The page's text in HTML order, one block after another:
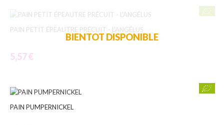
PAIN PETIT ÉPEAUTRE PRÉCUIT - L'ANGÉLUS
5,57 €
BIENTOT DISPONIBLE
PAIN PUMPERNICKEL